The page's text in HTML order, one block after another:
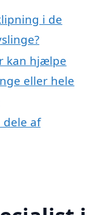
i de
kan hjælpe
eller hele
af